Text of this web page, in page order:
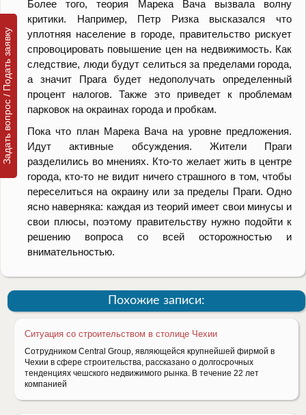
Более того, теория Марека Вача вызвала волну
критики. Например, Петр Ризка высказался что
уплотняя население в городе, правительство рискует
спровоцировать повышение цен на недвижимость. Как
следствие, люди будут селиться за пределами города,
а значит Прага будет недополучать определенный
процент налогов. Также это приведет к проблемам
парковок на окраинах города и пробкам.
Пока что план Марека Вача на уровне предложения.
Идут активные обсуждения. Жители Праги
разделились во мнениях. Кто-то желает жить в центре
города, кто-то не видит ничего страшного в том, чтобы
переселиться на окраину или за пределы Праги. Одно
ясно наверняка: каждая из теорий имеет свои минусы и
свои плюсы, поэтому правительству нужно подойти к
решению вопроса со всей осторожностью и
внимательностью.
Похожие записи:
Ситуация со строительством в столице Чехии
Сотрудником Central Group, являющейся крупнейшей фирмой в
Чехии в сфере строительства, рассказано о долгосрочных
тенденциях чешского недвижимого рынка. В течение 22 лет
компанией
Задать вопрос / Подать заявку